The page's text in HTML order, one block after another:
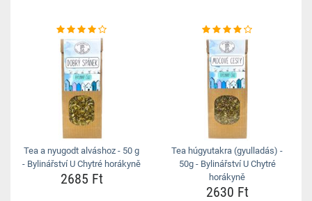
Tea a nyugodt alváshoz - 50 g
- Bylinářství U Chytré horákyně
2685 Ft
Tea húgyutakra (gyulladás) -
50g - Bylinářství U Chytré
horákyně
2630 Ft